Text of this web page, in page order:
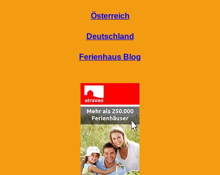
Österreich
Deutschland
Ferienhaus Blog